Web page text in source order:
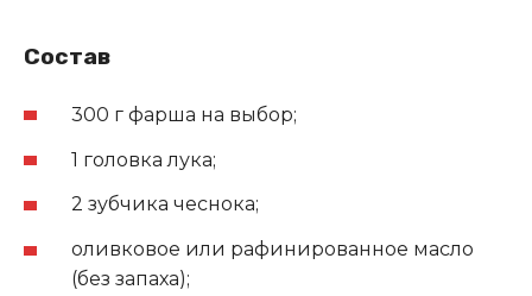
Состав
300 г фарша на выбор;
1 головка лука;
2 зубчика чеснока;
оливковое или рафинированное масло
(без запаха);